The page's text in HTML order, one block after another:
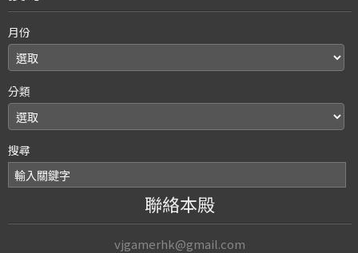
月份
分類
搜尋
聯絡本殿
vjgamerhk@gmail.com